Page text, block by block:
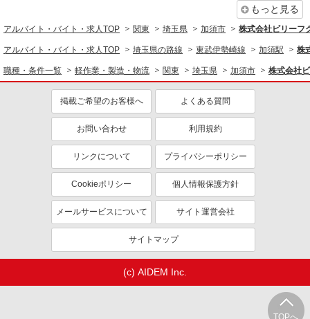
キープ 詳細を見る
派遣社員
株式会社バイトレ（ADM808563）
インスタント食品、酒類のピッキング作業
時給1339円
埼玉県加須市
キープ 詳細を見る
同じ職種から求人を探す
軽作業・製造・物流
梱包・仕分け・ピッキング
入出庫・商品管理・検品・検査
同じ特徴から求人を探す
ミドル（40代～）活躍中
日払い
交通費支給
社会保険あり
TOPへ
もっと見る
アルバイト・バイト・求人TOP 関東 埼玉県 加須市 株式会社ビリーフ
アルバイト・バイト・求人TOP 埼玉県の路線 東武伊勢崎線 加須駅 株
職種・条件一覧 軽作業・製造・物流 関東 埼玉県 加須市 株式会社
掲載ご希望のお客様へ よくある質問
お問い合わせ 利用規約
リンクについて プライバシーポリシー
Cookieポリシー 個人情報保護方針
メールサービスについて サイト運営会社
サイトマップ
(c) AIDEM Inc.